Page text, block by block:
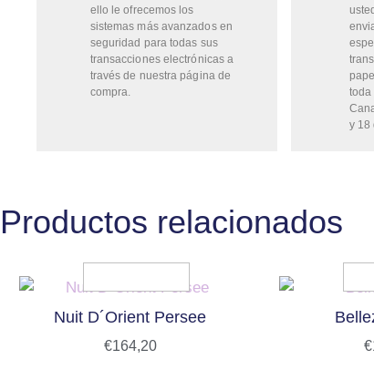
ello le ofrecemos los
sistemas más avanzados en
seguridad para todas sus
transacciones electrónicas a
través de nuestra página de
compra.
toda
y 18
Productos relacionados
Nuit D´Orient Persee
€164,20 €